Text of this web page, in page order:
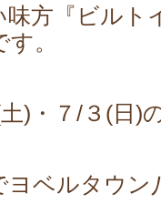
味方『ビルト
。
)・７/３(日)
ヨベルタウン